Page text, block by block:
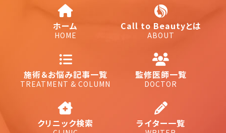
ホーム
HOME
Call to Beautyとは
ABOUT
施術＆お悩み記事一覧
TREATMENT & COLUMN
監修医師一覧
DOCTOR
クリニック検索 ライター一覧